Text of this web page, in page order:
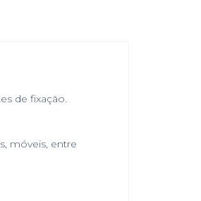
de fixação.
móveis, entre